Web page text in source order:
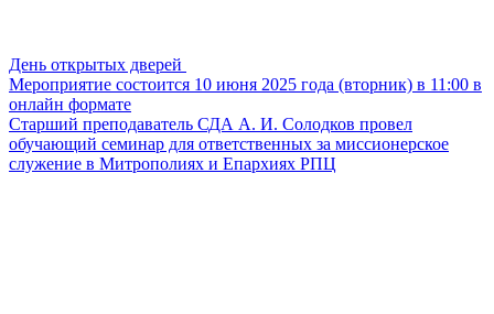
День открытых дверей
Мероприятие состоится 10 июня 2025 года (вторник) в 11:00 в
онлайн формате
Старший преподаватель СДА А. И. Солодков провел
обучающий семинар для ответственных за миссионерское
служение в Митрополиях и Епархиях РПЦ